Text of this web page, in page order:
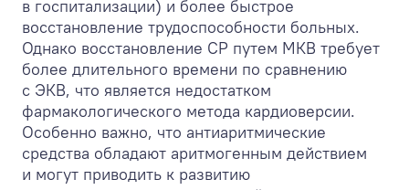
в госпитализации) и более быстрое
восстановление трудоспособности больных.
Однако восстановление СР путем МКВ требует
более длительного времени по сравнению
с ЭКВ, что является недостатком
фармакологического метода кардиоверсии.
Особенно важно, что антиаритмические
средства обладают аритмогенным действием
и могут приводить к развитию